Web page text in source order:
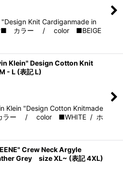
"Design Knit Cardiganmade in
カラー / color ■BEIGE
Klein" Design Cotton Knit
- L (表記 L)
Klein "Design Cotton Knitmade
ラー / color ■WHITE / ホ
Crew Neck Argyle
Grey size XL~ (表記 4XL)